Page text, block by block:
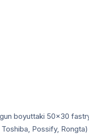
boyuttaki 50x30
Possify,